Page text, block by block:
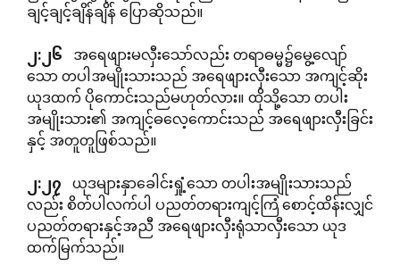
ချင့်ချင့်ချိန်ချိန် ပြောဆိုသည်။
၂:၂၆ အရေဖျားမလှီးသော်လည်း တရာဓမ္မ၌မွေ့လျော်
သော တပါအမျိုးသားသည် အရေဖျားလှီးသော အကျင့်ဆိုး
ယုဒထက် ပိုကောင်းသည်မဟုတ်လား။ ထိုသို့သော တပါး
အမျိုးသား၏ အကျင့်ဓလေ့ကောင်းသည် အရေဖျားလှီးခြင်း
နှင့် အတူတူဖြစ်သည်။
၂:၂၇ ယုဒများနှာခေါင်းရှုံ့သော တပါးအမျိုးသားသည်
လည်း စိတ်ပါလက်ပါ ပညတ်တရားကျင့်ကြံ စောင့်ထိန်းလျှင်
ပညတ်တရားနှင့်အညီ အရေဖျားလှီးရုံသာလှီးသော ယုဒ
ထက်မြက်သည်။